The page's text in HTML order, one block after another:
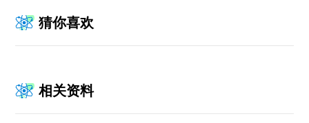
猜你喜欢
相关资料